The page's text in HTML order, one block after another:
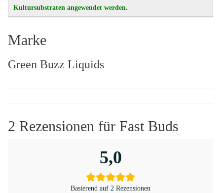
Kultursubstraten angewendet werden.
Marke
Green Buzz Liquids
2 Rezensionen für Fast Buds
5,0
Basierend auf 2 Rezensionen